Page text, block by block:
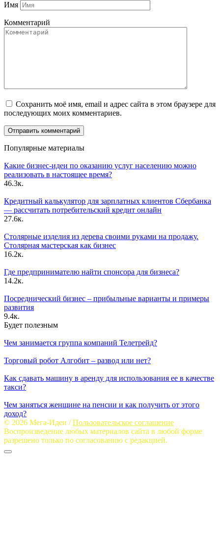
Имя
Комментарий
Сохранить моё имя, email и адрес сайта в этом браузере для
последующих моих комментариев.
Популярные материалы
Какие бизнес-идеи по оказанию услуг населению можно
реализовать в настоящее время?
46.3к.
Кредитный калькулятор для зарплатных клиентов Сбербанка
— рассчитать потребительский кредит онлайн
27.6к.
Столярные изделия из дерева своими руками на продажу.
Столярная мастерская как бизнес
16.2к.
Где предпринимателю найти спонсора для бизнеса?
14.2к.
Посреднический бизнес – прибыльные варианты и примеры
развития
9.4к.
Будет полезным
Чем занимается группа компаний Телетрейд?
Торговый робот Алгобит – развод или нет?
Как сдавать машину в аренду для использования ее в качестве
такси?
Чем заняться женщине на пенсии и как получить от этого
доход?
© 2026 Мега-Идеи /Пользовательское соглашение
Воспроизведение любых материалов сайта в любой форме
разрешено только по согласованию с редакцией.